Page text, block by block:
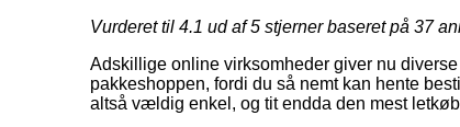
Vurderet til 4.1 ud af 5 stjerner baseret på 37
Adskillige online virksomheder giver nu
pakkeshoppen, fordi du så nemt kan hente
altså vældig enkel, og tit endda den mest